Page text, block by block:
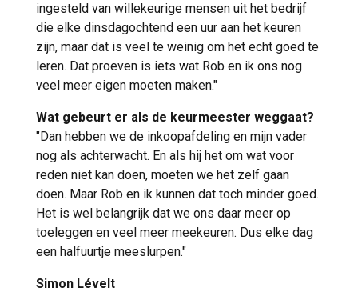
ingesteld van willekeurige mensen uit het bedrijf
die elke dinsdagochtend een uur aan het keuren
zijn, maar dat is veel te weinig om het echt goed te
leren. Dat proeven is iets wat Rob en ik ons nog
veel meer eigen moeten maken."
Wat gebeurt er als de keurmeester weggaat?
"Dan hebben we de inkoopafdeling en mijn vader
nog als achterwacht. En als hij het om wat voor
reden niet kan doen, moeten we het zelf gaan
doen. Maar Rob en ik kunnen dat toch minder goed.
Het is wel belangrijk dat we ons daar meer op
toeleggen en veel meer meekeuren. Dus elke dag
een halfuurtje meeslurpen."
Simon Lévelt